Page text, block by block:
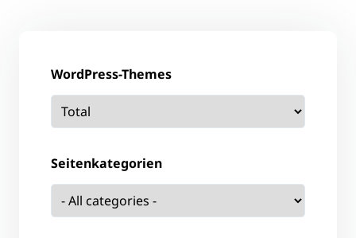
WordPress-Themes
Seitenkategorien